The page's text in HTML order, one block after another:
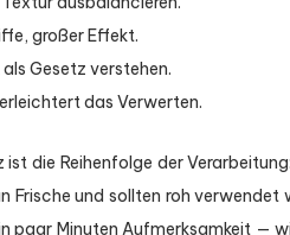
großer Effekt.
Gesetz verstehen.
das Verwerten.
die Reihenfolge der
Frische und sollten roh
paar Minuten Aufmerksamkeit —